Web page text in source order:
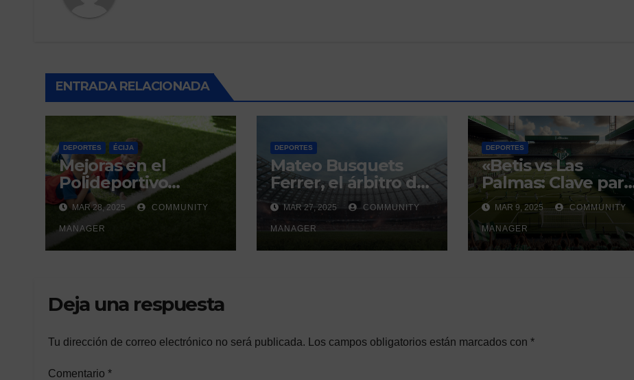
ENTRADA RELACIONADA
DEPORTES ÉCIJA
Mejoras en el
Polideportivo
Municipal del Valle
de Écija:
Renovación y
Mantenimiento
MAR 28, 2025 COMMUNITY
MANAGER
DEPORTES
Mateo Busquets
Ferrer, el árbitro del
derbi sevillano con
un historial que
genera debate
MAR 27, 2025 COMMUNITY
MANAGER
DEPORTES
«Betis vs Las
Palmas: Clave para
la Europa
Conference
League»
MAR 9, 2025 COMMUNITY
MANAGER
Deja una respuesta
Tu dirección de correo electrónico no será publicada. Los campos obligatorios están marcados con *
Comentario *